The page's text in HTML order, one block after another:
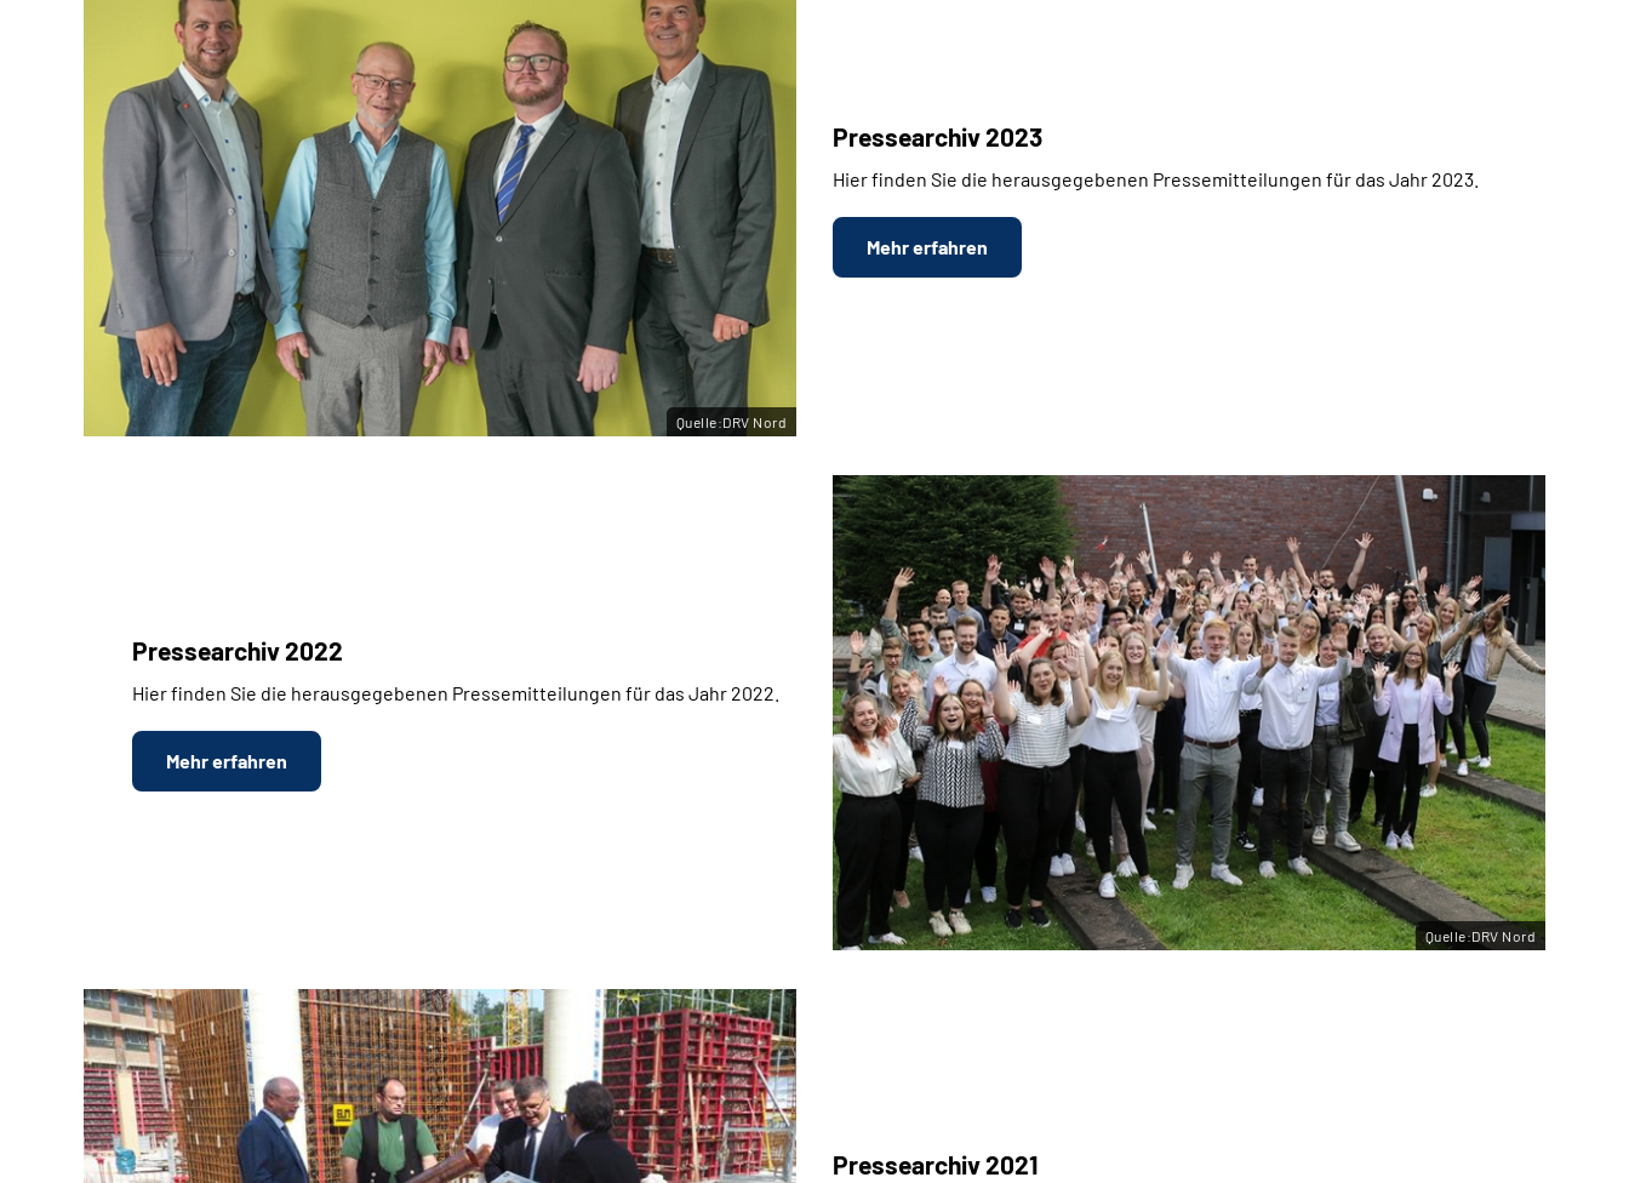
Pressearchiv 2023
Hier finden Sie die herausgegebenen Pressemitteilungen für das Jahr 2023.
Mehr erfahren
Quelle:DRV Nord
Pressearchiv 2022
Hier finden Sie die herausgegebenen Pressemitteilungen für das Jahr 2022.
Mehr erfahren
Quelle:DRV Nord
Pressearchiv 2021